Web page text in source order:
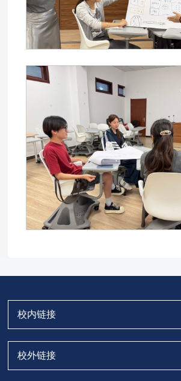
校内链接
校外链接